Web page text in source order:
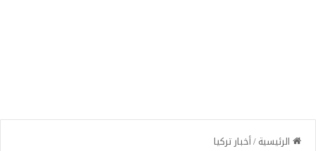
الرئيسية/أخبار تركيا